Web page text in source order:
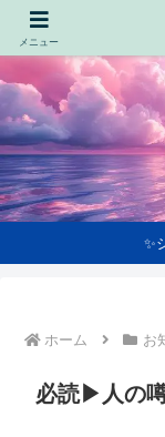
✨
ホーム お
必読▶人の
メニュー